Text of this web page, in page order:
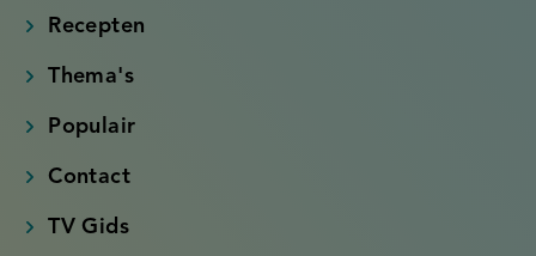
link)
link)
Recepten
Thema's
Populair
Contact
TV Gids